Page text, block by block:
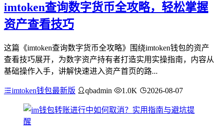
imtoken查询数字货币全攻略，轻松掌握
资产查看技巧
这篇《imtoken查询数字货币全攻略》围绕imtoken钱包的资产
查看技巧展开，为数字资产持有者打造实用实操指南，内容从
基础操作入手，讲解快速进入资产首页的路...
imtoken钱包最新版 qbadmin 1.0K 2026-08-07